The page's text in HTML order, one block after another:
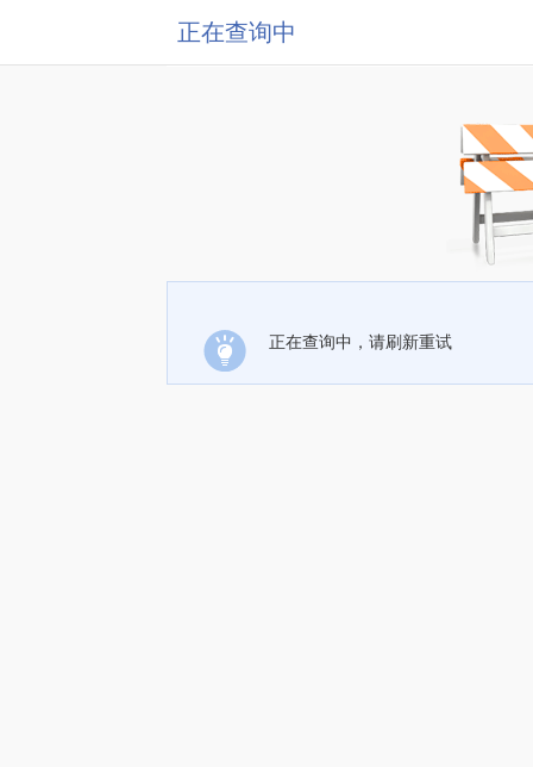
正在查询中
正在查询中，请刷新重试